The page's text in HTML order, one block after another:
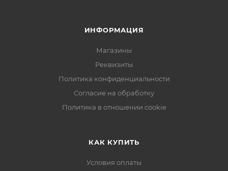
ИНФОРМАЦИЯ
Магазины
Реквизиты
Политика конфиденциальности
Согласие на обработку
Политика в отношении cookie
КАК КУПИТЬ
Условия оплаты